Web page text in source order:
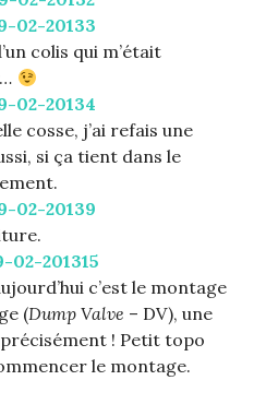
colis qui m’était
cosse, j’ai refais une
si ça tient dans le
c’est le montage
(Dump Valve – DV), une
! Petit topo
le montage.